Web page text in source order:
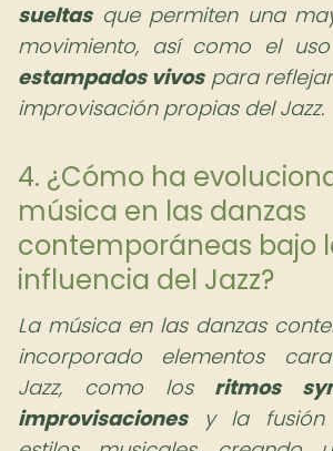
sueltasque permiten una
movimiento, así como el
estampados vivospara
improvisación propias del Jazz.
4. ¿Cómo ha
música en las danzas
contemporáneas bajo
influencia del Jazz?
La música en las danzas
incorporado elementos
Jazz, como los ritmos
improvisacionesy la fusión